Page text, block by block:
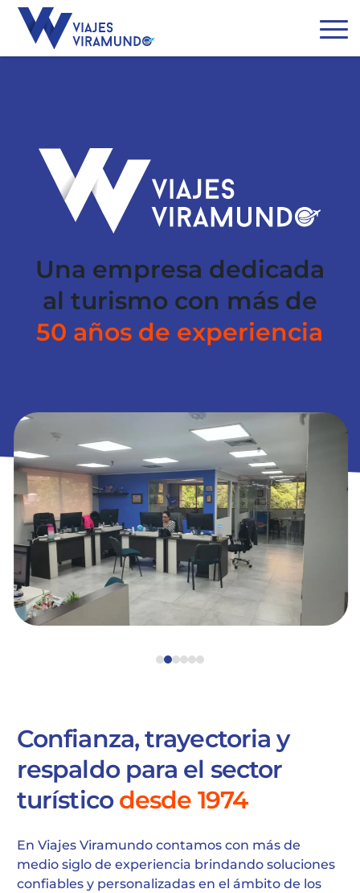
Una empresa dedicada
al turismo con más de
50 años de experiencia
Confianza, trayectoria y
respaldo para el sector
turísticodesde 1974
En Viajes Viramundo contamos con más de
medio siglo de experiencia brindando soluciones
confiables y personalizadas en el ámbito de los